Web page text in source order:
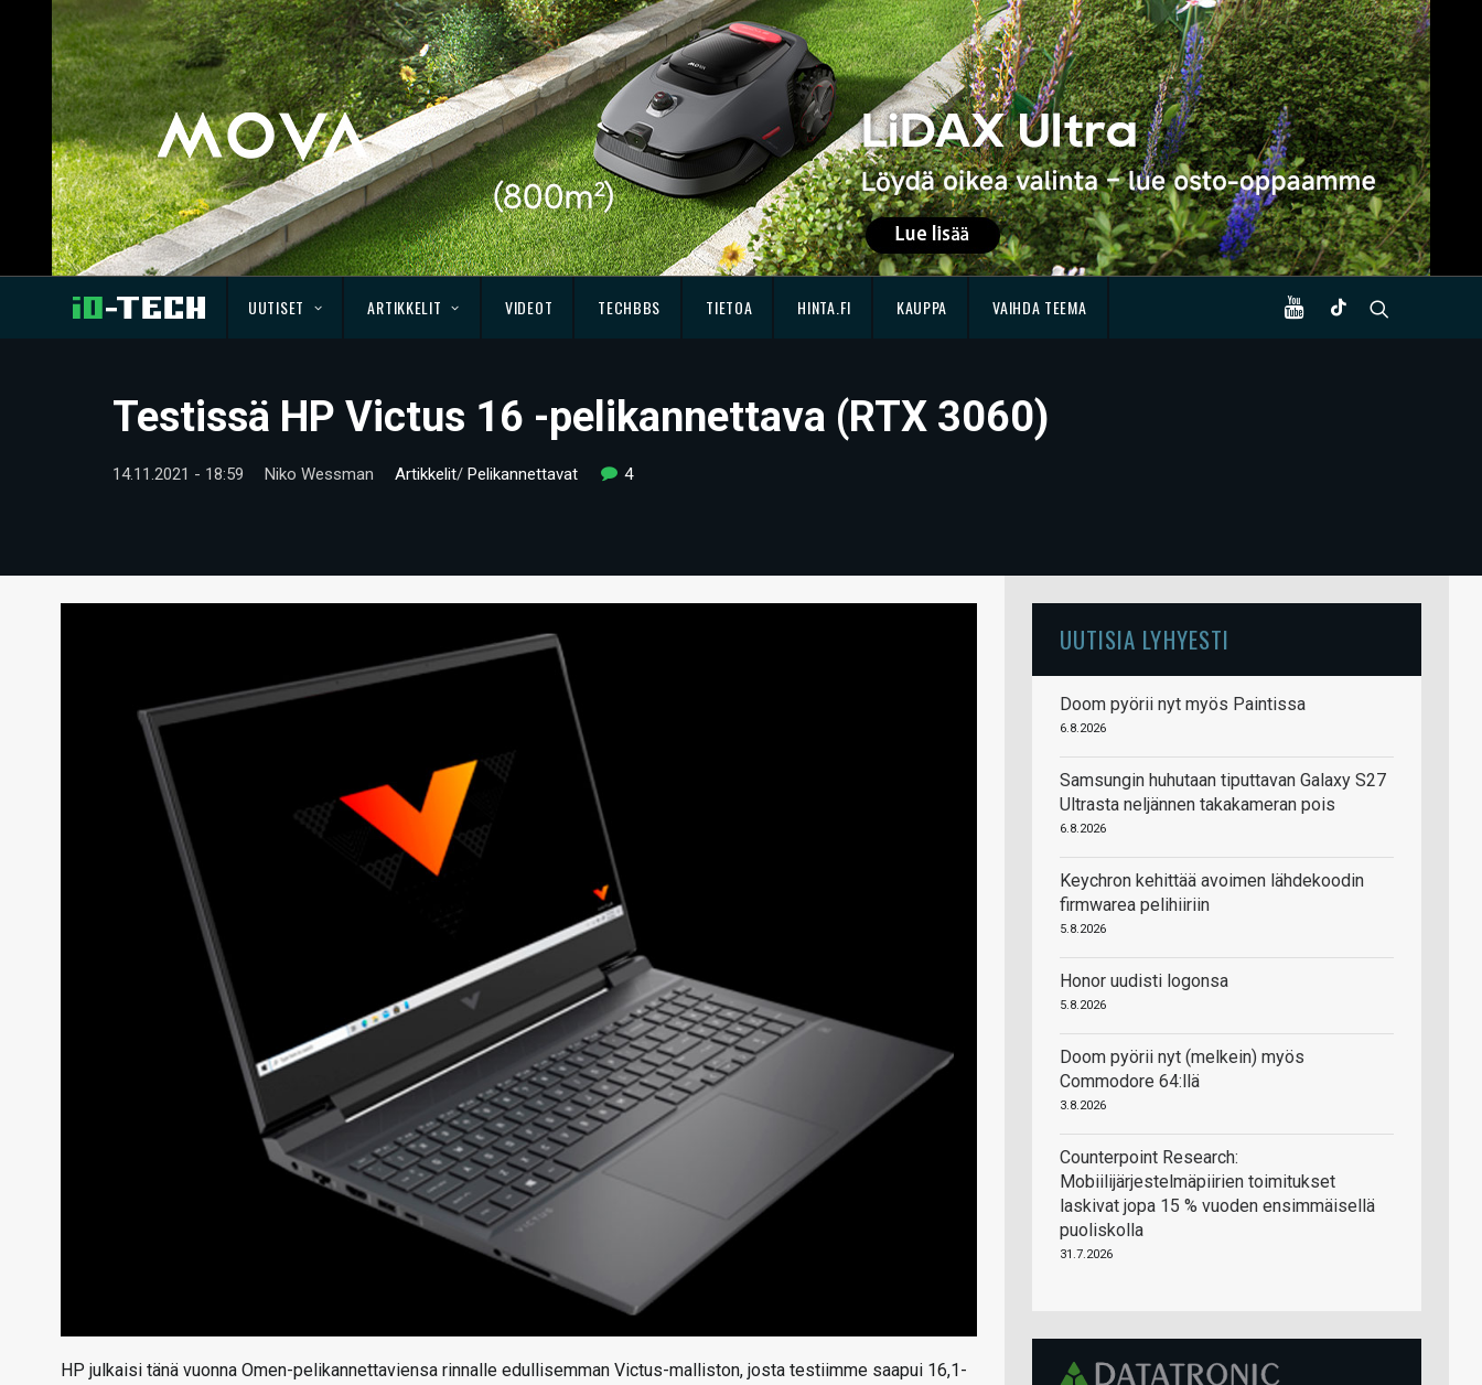
UUTISET ARTIKKELIT VIDEOT TECHBBS TIETOA HINTA.FI KAUPPA VAIHDA TEEMA
Testissä HP Victus 16 -pelikannettava (RTX 3060)
14.11.2021 - 18:59 Niko Wessman Artikkelit/ Pelikannettavat 4
HP julkaisi tänä vuonna Omen-pelikannettaviensa rinnalle edullisemman Victus-malliston, josta testiimme saapui 16,1-
UUTISIA LYHYESTI
Doom pyörii nyt myös Paintissa
6.8.2026
Samsungin huhutaan tiputtavan Galaxy S27
Ultrasta neljännen takakameran pois
6.8.2026
Keychron kehittää avoimen lähdekoodin
firmwarea pelihiiriin
5.8.2026
Honor uudisti logonsa
5.8.2026
Doom pyörii nyt (melkein) myös
Commodore 64:llä
3.8.2026
Counterpoint Research:
Mobiilijärjestelmäpiirien toimitukset
laskivat jopa 15 % vuoden ensimmäisellä
puoliskolla
31.7.2026